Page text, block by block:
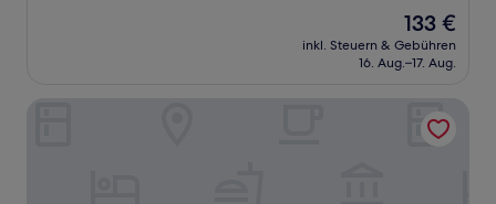
Bewertungen)
Der
Preis
beträgt
133 €
inkl. Steuern & Gebühren
16. Aug.–17. Aug.